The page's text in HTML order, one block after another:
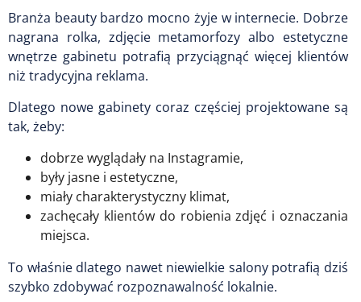
Branża beauty bardzo mocno żyje w internecie. Dobrze
nagrana rolka, zdjęcie metamorfozy albo estetyczne
wnętrze gabinetu potrafią przyciągnąć więcej klientów
niż tradycyjna reklama.
Dlatego nowe gabinety coraz częściej projektowane są
tak, żeby:
dobrze wyglądały na Instagramie,
były jasne i estetyczne,
miały charakterystyczny klimat,
zachęcały klientów do robienia zdjęć i oznaczania
miejsca.
To właśnie dlatego nawet niewielkie salony potrafią dziś
szybko zdobywać rozpoznawalność lokalnie.